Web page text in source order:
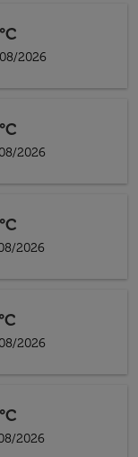
2026
2026
2026
2026
2026